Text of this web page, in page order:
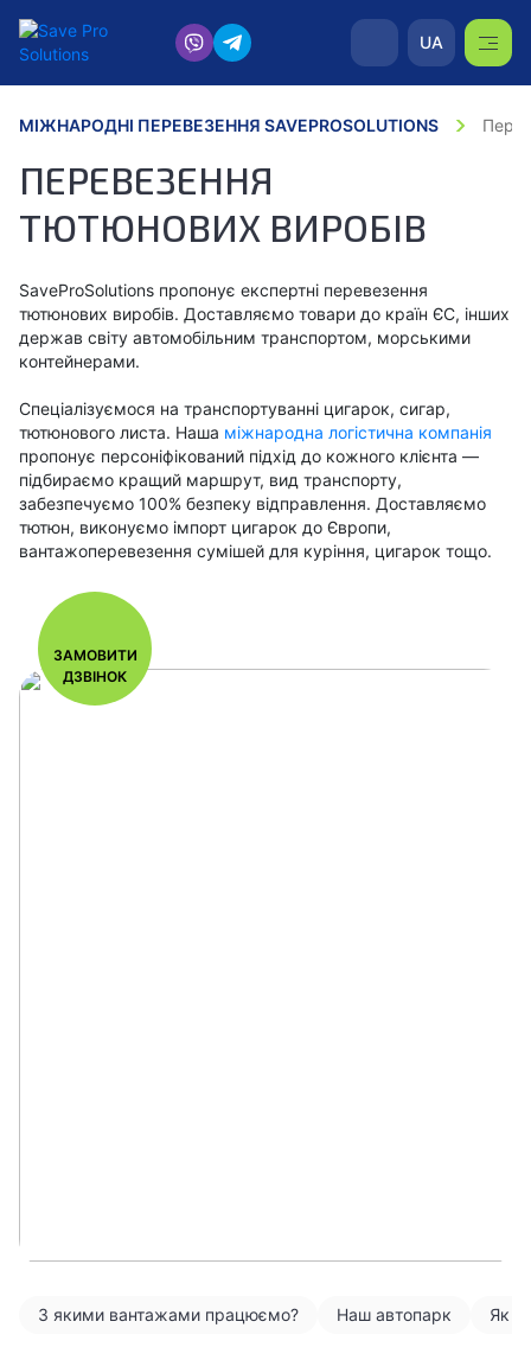
UA
МІЖНАРОДНІ ПЕРЕВЕЗЕННЯ SAVEPROSOLUTIONS
ПЕРЕВЕЗЕННЯ
ТЮТЮНОВИХ ВИРОБІВ
SaveProSolutions пропонує експертні перевезення
тютюнових виробів. Доставляємо товари до країн ЄС, інших
держав світу автомобільним транспортом, морськими
контейнерами.
Спеціалізуємося на транспортуванні цигарок, сигар,
тютюнового листа. Наша міжнародна логістична компанія
пропонує персоніфікований підхід до кожного клієнта —
підбираємо кращий маршрут, вид транспорту,
забезпечуємо 100% безпеку відправлення. Доставляємо
тютюн, виконуємо імпорт цигарок до Європи,
вантажоперевезення сумішей для куріння, цигарок тощо.
ЗАМОВИТИ
ДЗВІНОК
З якими вантажами працюємо? Наш автопарк Як